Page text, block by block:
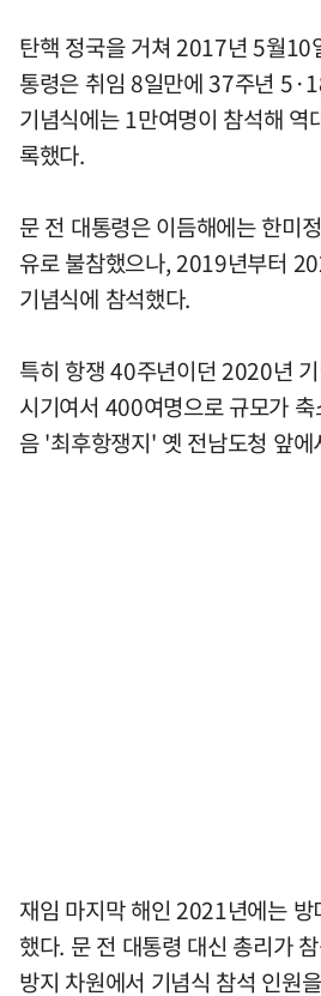
탄핵 정국을 거쳐 2017년 5월10
통령은 취임 8일만에 37주년
기념식에는 1만여명이 참석해 역
록했다.
문 전 대통령은 이듬해에는 한미
유로 불참했으나, 2019년부터
기념식에 참석했다.
특히 항쟁 40주년이던 2020년
시기여서 400여명으로 규모가
음 '최후항쟁지' 옛 전남도청 앞에
재임 마지막 해인 2021년에는
했다. 문 전 대통령 대신 총리가
방지 차원에서 기념식 참석 인원